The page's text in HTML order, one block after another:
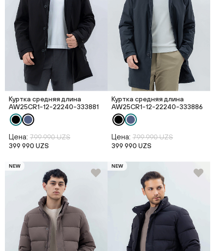
Куртка средняя длина
AW25CR1-12-22240-333881
Цена: 799 990 UZS
399 990 UZS
Куртка средняя длина
AW25CR1-12-22240-333886
Цена: 799 990 UZS
399 990 UZS
NEW NEW